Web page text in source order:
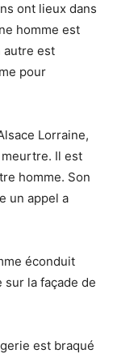
ont lieux dans
homme est
autre est
pour
Lorraine,
meurtre. Il est
homme. Son
un appel a
éconduit
sur la façade de
est braqué